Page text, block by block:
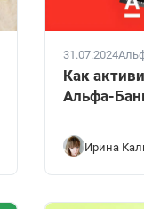
31.07.2024
Как
Альфа-
Ирина